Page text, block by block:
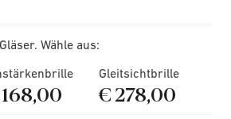
Wähle aus:
Gleitsichtbrille
€ 278,00